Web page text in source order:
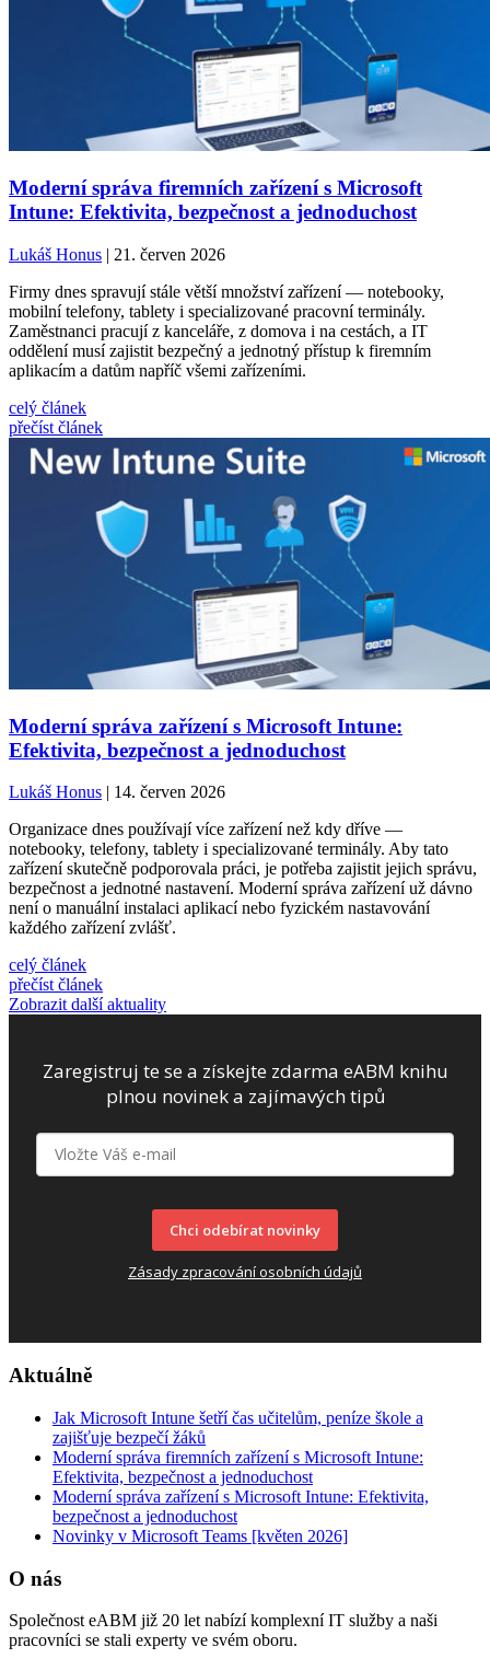
Moderní správa firemních zařízení s Microsoft
Intune: Efektivita, bezpečnost a jednoduchost
Lukáš Honus | 21. červen 2026
Firmy dnes spravují stále větší množství zařízení — notebooky,
mobilní telefony, tablety i specializované pracovní terminály.
Zaměstnanci pracují z kanceláře, z domova i na cestách, a IT
oddělení musí zajistit bezpečný a jednotný přístup k firemním
aplikacím a datům napříč všemi zařízeními.
celý článek
přečíst článek
Moderní správa zařízení s Microsoft Intune:
Efektivita, bezpečnost a jednoduchost
Lukáš Honus | 14. červen 2026
Organizace dnes používají více zařízení než kdy dříve —
notebooky, telefony, tablety i specializované terminály. Aby tato
zařízení skutečně podporovala práci, je potřeba zajistit jejich správu,
bezpečnost a jednotné nastavení. Moderní správa zařízení už dávno
není o manuální instalaci aplikací nebo fyzickém nastavování
každého zařízení zvlášť.
celý článek
přečíst článek
Zobrazit další aktuality
Zaregistruj te se a získejte zdarma eABM knihu
plnou novinek a zajímavých tipů
Chci odebírat novinky
Zásady zpracování osobních údajů
Aktuálně
Jak Microsoft Intune šetří čas učitelům, peníze škole a
zajišťuje bezpečí žáků
Moderní správa firemních zařízení s Microsoft Intune:
Efektivita, bezpečnost a jednoduchost
Moderní správa zařízení s Microsoft Intune: Efektivita,
bezpečnost a jednoduchost
Novinky v Microsoft Teams [květen 2026]
O nás
Společnost eABM již 20 let nabízí komplexní IT služby a naši
pracovníci se stali experty ve svém oboru.